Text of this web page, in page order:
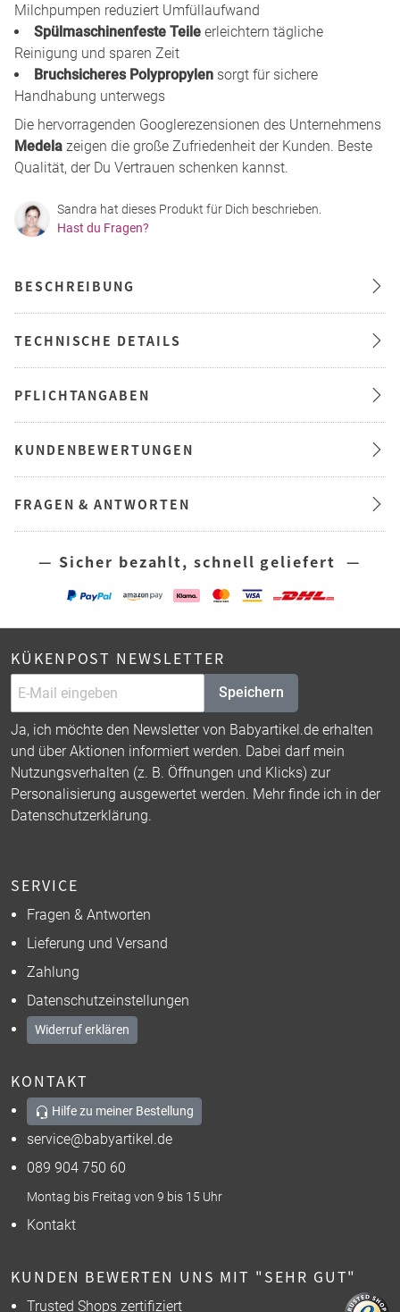
Milchpumpen reduziert Umfüllaufwand
Spülmaschinenfeste Teile erleichtern tägliche
Reinigung und sparen Zeit
Bruchsicheres Polypropylen sorgt für sichere
Handhabung unterwegs
Die hervorragenden Googlerezensionen des Unternehmens
Medela zeigen die große Zufriedenheit der Kunden. Beste
Qualität, der Du Vertrauen schenken kannst.
Sandra hat dieses Produkt für Dich beschrieben.
Hast du Fragen?
BESCHREIBUNG
TECHNISCHE DETAILS
PFLICHTANGABEN
KUNDENBEWERTUNGEN
FRAGEN & ANTWORTEN
— Sicher bezahlt, schnell geliefert —
KÜKENPOST NEWSLETTER
Speichern
Ja, ich möchte den Newsletter von Babyartikel.de erhalten
und über Aktionen informiert werden. Dabei darf mein
Nutzungsverhalten (z. B. Öffnungen und Klicks) zur
Personalisierung ausgewertet werden. Mehr finde ich in der
Datenschutzerklärung.
SERVICE
Fragen & Antworten
Lieferung und Versand
Zahlung
Datenschutzeinstellungen
Widerruf erklären
KONTAKT
Hilfe zu meiner Bestellung
service@babyartikel.de
089 904 750 60
Montag bis Freitag von 9 bis 15 Uhr
Kontakt
KUNDEN BEWERTEN UNS MIT "SEHR GUT"
Trusted Shops zertifiziert